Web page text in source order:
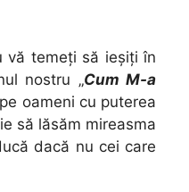
vă temeţi să ieşiţi în
nostru „Cum M-a
oameni cu puterea
să lăsăm mireasma
dacă nu cei care